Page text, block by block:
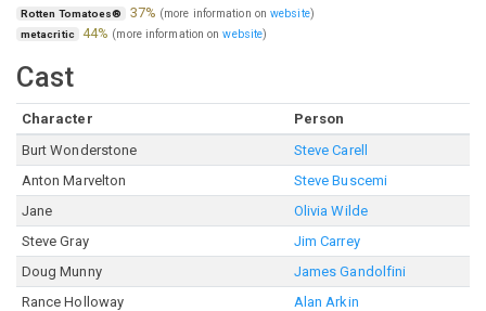
Rotten Tomatoes® 37% (more information onwebsite)
metacritic 44% (more information onwebsite)
Cast
Character
Person
Burt Wonderstone
Steve Carell
Anton Marvelton
Steve Buscemi
Jane
Olivia Wilde
Steve Gray
Jim Carrey
Doug Munny
James Gandolfini
Rance Holloway
Alan Arkin